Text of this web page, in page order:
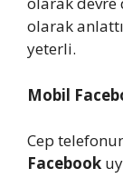
olarak
yeterli.
Mobil
Cep
Facebook